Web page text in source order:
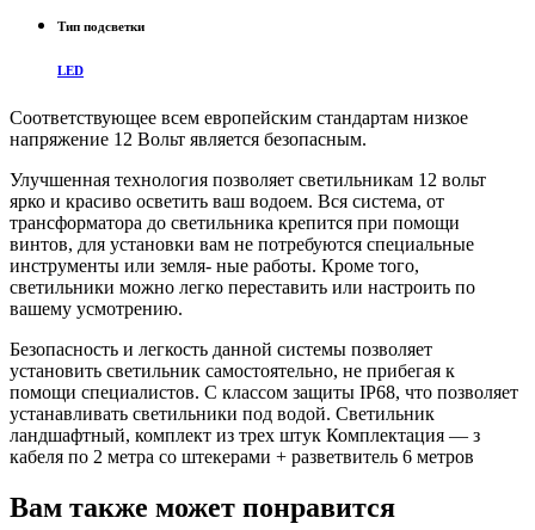
Тип подсветки
LED
Соответствующее всем европейским стандартам низкое
напряжение 12 Вольт является безопасным.
Улучшенная технология позволяет светильникам 12 вольт
ярко и красиво осветить ваш водоем. Вся система, от
трансформатора до светильника крепится при помощи
винтов, для установки вам не потребуются специальные
инструменты или земля- ные работы. Кроме того,
светильники можно легко переставить или настроить по
вашему усмотрению.
Безопасность и легкость данной системы позволяет
установить светильник самостоятельно, не прибегая к
помощи специалистов. С классом защиты IP68, что позволяет
устанавливать светильники под водой. Светильник
ландшафтный, комплект из трех штук Комплектация — з
кабеля по 2 метра со штекерами + разветвитель 6 метров
Вам также может понравится